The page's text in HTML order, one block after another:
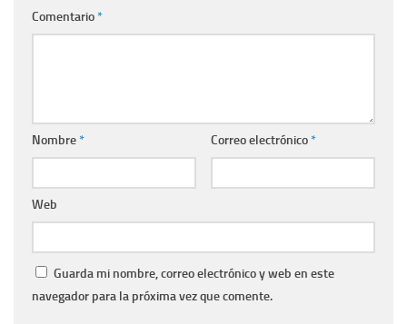
Comentario*
Nombre* Correo electrónico*
Web
Guarda mi nombre, correo electrónico y web en este
navegador para la próxima vez que comente.